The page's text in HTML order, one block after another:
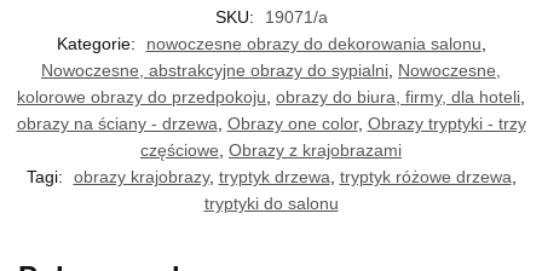
SKU:
19071/a
Kategorie:
nowoczesne obrazy do dekorowania salonu
Nowoczesne, abstrakcyjne obrazy do sypialni Nowoczesne,
kolorowe obrazy do przedpokoju obrazy do biura, firmy, dla hoteli
obrazy na ściany - drzewa Obrazy one color, Obrazy tryptyki - trzy
częściowe Obrazy z krajobrazami
Tagi:
obrazy krajobrazy, tryptyk drzewa tryptyk różowe drzewa
tryptyki do salonu